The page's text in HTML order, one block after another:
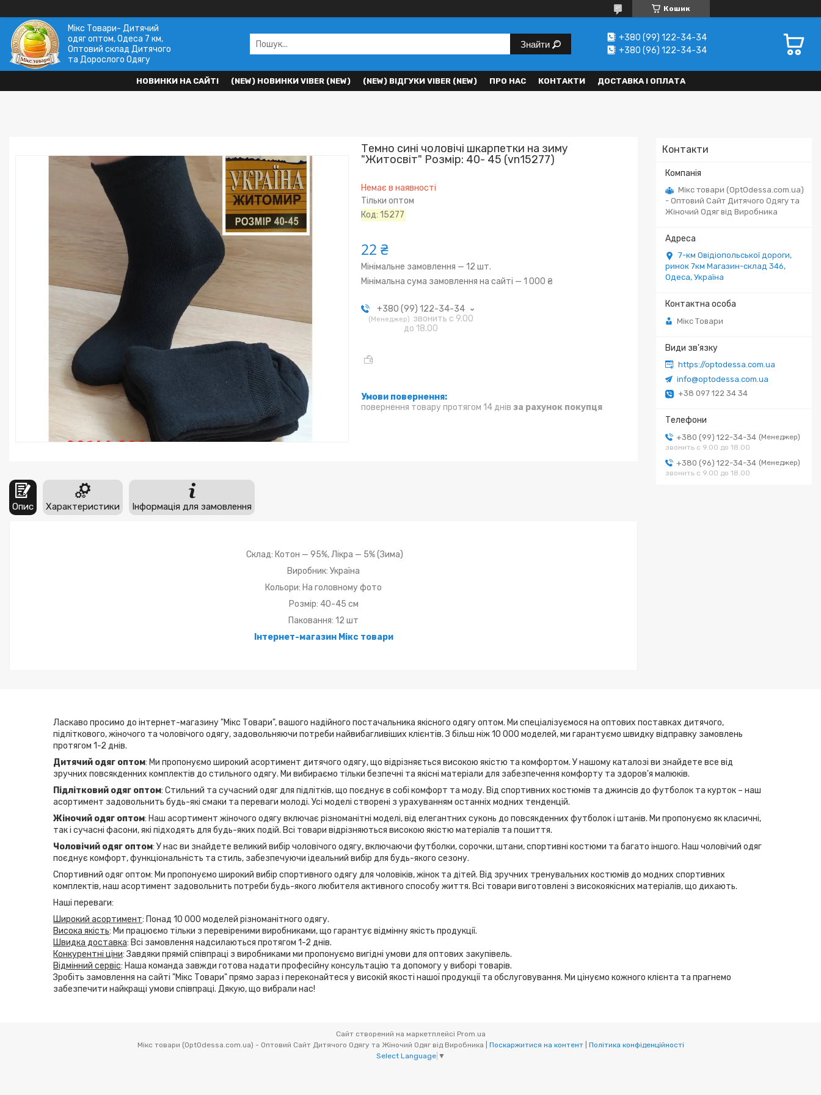
Кошик
Мікс Товари- Дитячий
одяг оптом, Одеса 7 км,
Оптовий склад Дитячого
та Дорослого Одягу
Знайти
+380 (99) 122-34-34
+380 (96) 122-34-34
НОВИНКИ НА САЙТІ (NEW) НОВИНКИ VIBER (NEW) (NEW) ВІДГУКИ VIBER (NEW) ПРО НАС КОНТАКТИ ДОСТАВКА І ОПЛАТА
Контакти
Мікс товари (OptOdessa.com.ua)
- Оптовий Сайт Дитячого Одягу та
Жіночий Одяг від Виробника
7-км Овідіопольської дороги,
ринок 7км Магазин-склад 346,
Одеса, Україна
Мікс Товари
https://optodessa.com.ua
info@optodessa.com.ua
+38 097 122 34 34
+380 (99) 122-34-34
Менеджер
звонить с 9.00 до 18.00
+380 (96) 122-34-34
Менеджер
звонить с 9.00 до 18.00
Темно сині чоловічі шкарпетки на зиму
"Житосвіт" Розмір: 40- 45 (vn15277)
Немає в наявності
Тільки оптом
Код:15277
22 ₴
Мінімальне замовлення — 12 шт.
Мінімальна сума замовлення на сайті — 1 000 ₴
+380 (99) 122-34-34
Менеджер
звонить с 9.00
до 18.00
повернення товару протягом 14 днів за рахунок покупця
Опис Характеристики Інформація для замовлення
Склад: Котон — 95%, Лікра — 5% (Зима)
Виробник: Україна
Кольори: На головному фото
Розмір: 40-45 см
Паковання: 12 шт
Інтернет-магазин Мікс товари
Ласкаво просимо до інтернет-магазину "Мікс Товари", вашого надійного постачальника якісного одягу оптом. Ми спеціалізуємося на оптових поставках дитячого,
підліткового, жіночого та чоловічого одягу, задовольняючи потреби найвибагливіших клієнтів. З більш ніж 10 000 моделей, ми гарантуємо швидку відправку замовлень
протягом 1-2 днів.
Дитячий одяг оптом: Ми пропонуємо широкий асортимент дитячого одягу, що відрізняється високою якістю та комфортом. У нашому каталозі ви знайдете все від
зручних повсякденних комплектів до стильного одягу. Ми вибираємо тільки безпечні та якісні матеріали для забезпечення комфорту та здоров'я малюків.
Підлітковий одяг оптом: Стильний та сучасний одяг для підлітків, що поєднує в собі комфорт та моду. Від спортивних костюмів та джинсів до футболок та курток – наш
асортимент задовольнить будь-які смаки та переваги молоді. Усі моделі створені з урахуванням останніх модних тенденцій.
Жіночий одяг оптом: Наш асортимент жіночого одягу включає різноманітні моделі, від елегантних суконь до повсякденних футболок і штанів. Ми пропонуємо як класичні,
так і сучасні фасони, які підходять для будь-яких подій. Всі товари відрізняються високою якістю матеріалів та пошиття.
Чоловічий одяг оптом: У нас ви знайдете великий вибір чоловічого одягу, включаючи футболки, сорочки, штани, спортивні костюми та багато іншого. Наш чоловічий одяг
поєднує комфорт, функціональність та стиль, забезпечуючи ідеальний вибір для будь-якого сезону.
Спортивний одяг оптом: Ми пропонуємо широкий вибір спортивного одягу для чоловіків, жінок та дітей. Від зручних тренувальних костюмів до модних спортивних
комплектів, наш асортимент задовольнить потреби будь-якого любителя активного способу життя. Всі товари виготовлені з високоякісних матеріалів, що дихають.
Наші переваги:
Широкий асортимент: Понад 10 000 моделей різноманітного одягу.
Висока якість: Ми працюємо тільки з перевіреними виробниками, що гарантує відмінну якість продукції.
Швидка доставка: Всі замовлення надсилаються протягом 1-2 днів.
Конкурентні ціни: Завдяки прямій співпраці з виробниками ми пропонуємо вигідні умови для оптових закупівель.
Відмінний сервіс: Наша команда завжди готова надати професійну консультацію та допомогу у виборі товарів.
Зробіть замовлення на сайті "Мікс Товари" прямо зараз і переконайтеся у високій якості нашої продукції та обслуговування. Ми цінуємо кожного клієнта та прагнемо
забезпечити найкращі умови співпраці. Дякую, що вибрали нас!
Сайт створений на маркетплейсі Prom.ua
Поскаржитися на контент
Політика конфіденційності
Select Language ▼